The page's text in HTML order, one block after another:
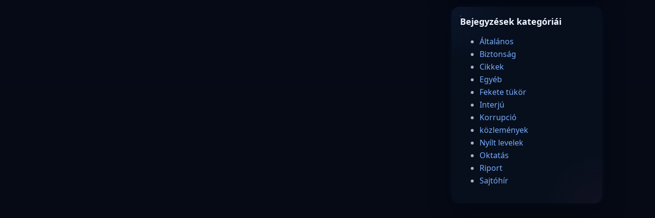
Bejegyzések kategóriái
Általános
Biztonság
Cikkek
Egyéb
Fekete tükör
Interjú
Korrupció
közlemények
Nyílt levelek
Oktatás
Riport
Sajtóhír